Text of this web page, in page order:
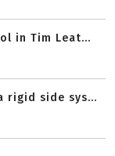
in Tim Leat...
rigid side sys...